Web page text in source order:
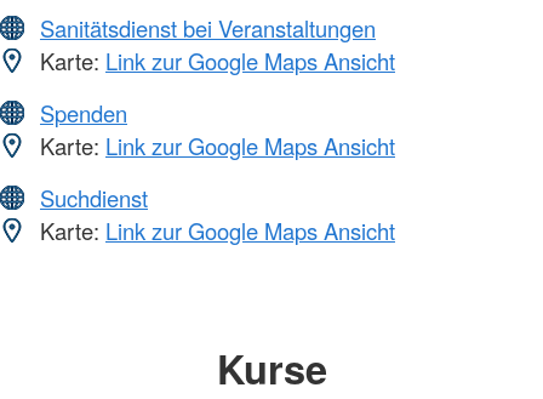
Sanitätsdienst bei Veranstaltungen
Karte: Link zur Google Maps Ansicht
Spenden
Karte: Link zur Google Maps Ansicht
Suchdienst
Karte: Link zur Google Maps Ansicht
Kurse